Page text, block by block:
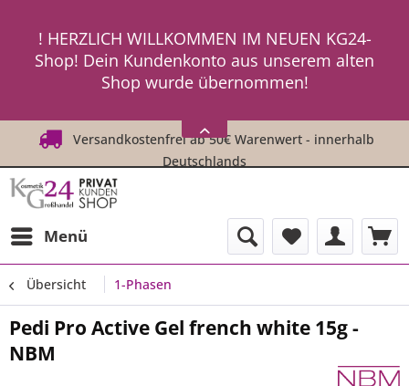
! HERZLICH WILLKOMMEN IM NEUEN KG24-
Shop! Dein Kundenkonto aus unserem alten
Shop wurde übernommen!
ein neues Passwort an ! ! !
Versandkostenfrei ab 50€ Warenwert - innerhalb
Deutschlands
Menü
Übersicht 1-Phasen
Pedi Pro Active Gel french white 15g -
NBM